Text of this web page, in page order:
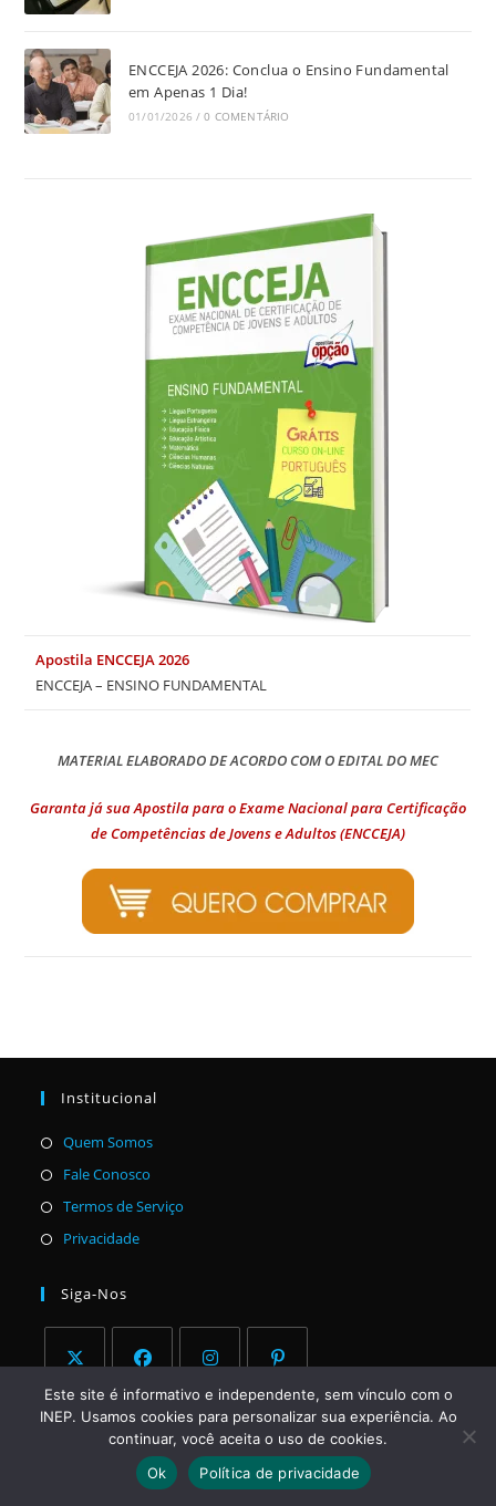
ENCCEJA 2026: Conclua o Ensino Fundamental
em Apenas 1 Dia!
01/01/2026 / 0 COMENTÁRIO
Apostila ENCCEJA 2026
ENCCEJA – ENSINO FUNDAMENTAL
MATERIAL ELABORADO DE ACORDO COM O EDITAL DO MEC
Garanta já sua Apostila para o Exame Nacional para Certificação
de Competências de Jovens e Adultos (ENCCEJA)
Institucional
Quem SomosAbre
uma
Fale Conosco
em
Termos de Serviço
PrivacidadeAbre
aba
Siga-Nos
Abre
em
Abre
em
uma
nova
Abre
em
uma
nova
Abre
em
uma
nova
AVISO LEGAL
Este site é independente e tem caráter exclusivamente
Este site é informativo e independente, sem vínculo com o
INEP. Usamos cookies para personalizar sua experiência. Ao
continuar, você aceita o uso de cookies.
Ok
Política de privacidade